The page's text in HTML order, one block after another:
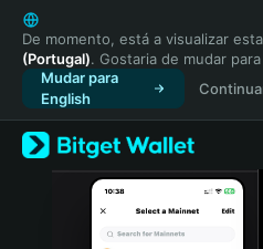
English
日本語
Tiếng Việt
Русский
Español (Latinoamérica)
Türkçe
Italiano
De momento, está a visualizar
(Portugal). Gostaria de mudar para
Mudar para
English